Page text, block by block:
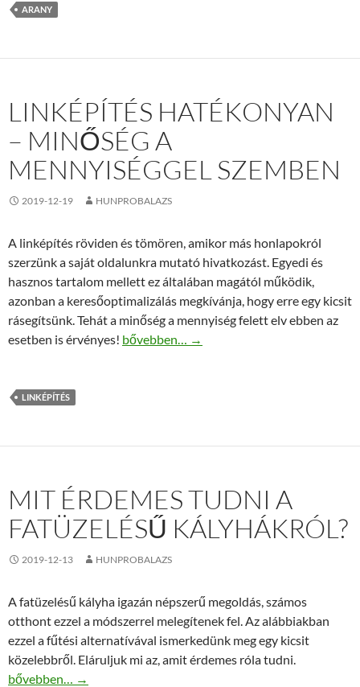
ARANY
LINKÉPÍTÉS HATÉKONYAN
– MINŐSÉG A
MENNYISÉGGEL SZEMBEN
2019-12-19 HUNPROBALAZS
A linképítés röviden és tömören, amikor más honlapokról
szerzünk a saját oldalunkra mutató hivatkozást. Egyedi és
hasznos tartalom mellett ez általában magától működik,
azonban a keresőoptimalizálás megkívánja, hogy erre egy kicsit
rásegítsünk. Tehát a minőség a mennyiség felett elv ebben az
esetben is érvényes! Linképítés hatékonyan – Minőség a
bővebben… →
LINKÉPÍTÉS
MIT ÉRDEMES TUDNI A
FATÜZELÉSŰ KÁLYHÁKRÓL?
2019-12-13 HUNPROBALAZS
A fatüzelésű kályha igazán népszerű megoldás, számos
otthont ezzel a módszerrel melegítenek fel. Az alábbiakban
ezzel a fűtési alternatívával ismerkedünk meg egy kicsit
közelebbről. Eláruljuk mi az, amit érdemes róla tudni.
Mit érdemes tudni a fatüzelésű kályhákról?
bővebben… →